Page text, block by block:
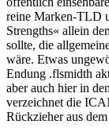
reine Marken-TLD
Strengths« allein
sollte, die
wäre. Etwas
Endung .flsmidth
aber auch hier in
verzeichnet die
Rückzieher aus